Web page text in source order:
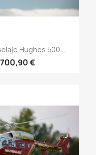
Vista rápida
Hughes 500...
700,90 €